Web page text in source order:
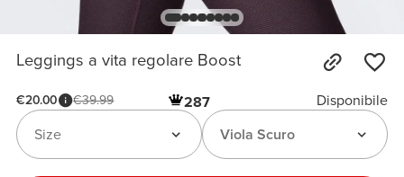
Leggings a vita regolare Boost
€20.00 €39.99 287
Disponibile
Viola Scuro
Size